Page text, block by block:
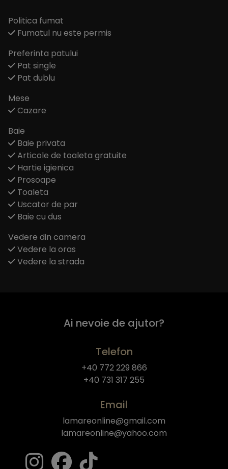
Politica fumat
Fumatul nu este permis
Preferinta patului
Pat single
Pat dublu
Mese
Cazare
Baie
Baie privata
Articole de toaleta gratuite
Hartie igienica
Prosoape
Toaleta
Uscator de par
Baie cu dus
Vedere din camera
Vedere la oras
Vedere la strada
Ai nevoie de ajutor?
Telefon
+40 772 229 866
+40 731 317 255
Email
lamareonline@gmail.com
lamareonline@yahoo.com